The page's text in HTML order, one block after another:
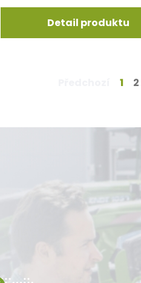
Detail produktu
1
(aktuální
stránka)
2